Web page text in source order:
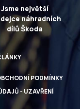
Jsme největší
náhradních
dílů Škoda
PODMÍNKY
- UZAVŘENÍ